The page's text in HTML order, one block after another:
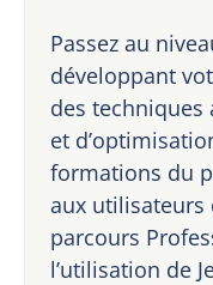
Passez au
développant
des techniques
et
formations du
aux utilisateurs
parcours
l’utilisation de